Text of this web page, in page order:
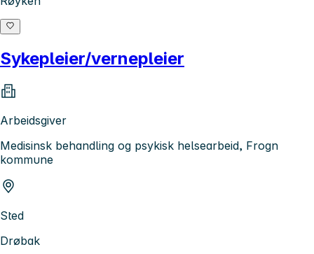
Sykepleier/vernepleier
Arbeidsgiver
Medisinsk behandling og psykisk helsearbeid, Frogn
kommune
Sted
Drøbak